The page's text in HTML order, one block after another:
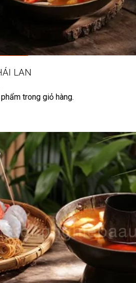
Việt Nam
Nghiệp Á Âu
Market
trong giỏ hàng.
giỏ hàng.
LAN